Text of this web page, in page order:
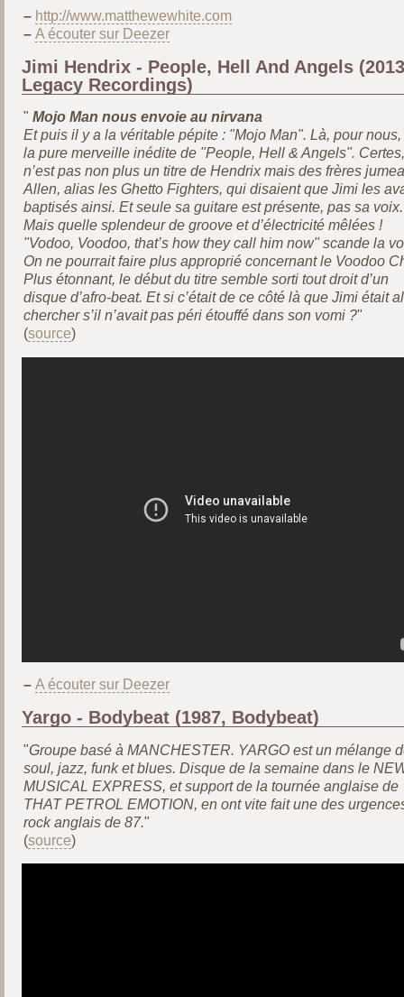
– http://www.matthewewhite.com
– A écouter sur Deezer
Jimi Hendrix - People, Hell And Angels
Legacy Recordings)
" Mojo Man nous envoie au nirvana
Et puis il y a la véritable pépite : "Mojo Man". Là, pour nous,
la pure merveille inédite de "People, Hell & Angels".
n’est pas non plus un titre de Hendrix mais des frères
Allen, alias les Ghetto Fighters, qui disaient que Jimi les
baptisés ainsi. Et seule sa guitare est présente, pas sa voix.
Mais quelle splendeur de groove et d’électricité mêlées !
"Vodoo, Voodoo, that’s how they call him now" scande la
On ne pourrait faire plus approprié concernant le Voodoo
Plus étonnant, le début du titre semble sorti tout droit d’un
disque d’afro-beat. Et si c’était de ce côté là que Jimi était
chercher s’il n’avait pas péri étouffé dans son vomi ?"
(source)
– A écouter sur Deezer
Yargo - Bodybeat (1987, Bodybeat)
"Groupe basé à MANCHESTER. YARGO est un mélange
soul, jazz, funk et blues. Disque de la semaine dans le
MUSICAL EXPRESS, et support de la tournée anglaise de
THAT PETROL EMOTION, en ont vite fait une des
rock anglais de 87."
(source)